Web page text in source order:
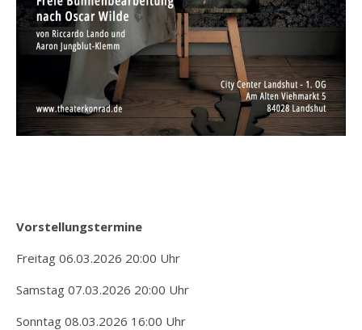
Vorstellungstermine
Freitag 06.03.2026 20:00 Uhr
Samstag 07.03.2026 20:00 Uhr
Sonntag 08.03.2026 16:00 Uhr